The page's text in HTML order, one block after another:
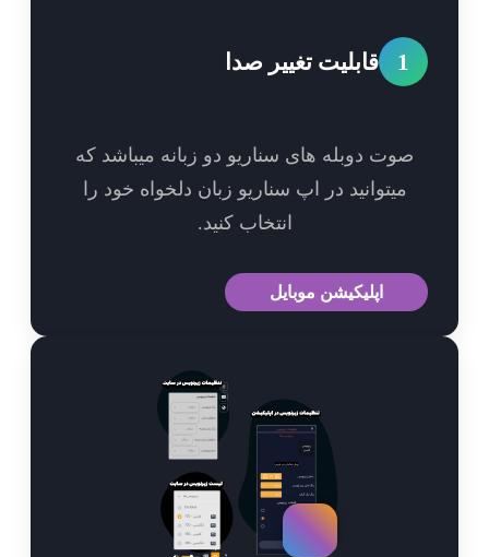
قابلیت تغییر صدا
دوبله های سناریو دو زبانه میباشد که
میتوانید در اپ سناریو زبان دلخواه خود را
انتخاب کنید.
اپلیکیشن موبایل